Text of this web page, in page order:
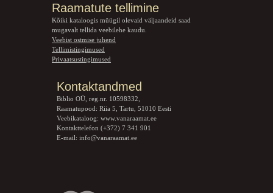
Raamatute tellimine
Kõiki kataloogis müügil olevaid väljaandeid saad
mugavalt tellida veebilehe kaudu.
Veebist ostmise juhend
Tellimistingimused
Privaatsustingimused
Kontaktandmed
Biblio OÜ, reg.nr. 10598332,
Raamatupood: Riia 5, Tartu, 51010 Eesti
Veebikataloog: www.vanaraamat.ee
Kontakttelefon (+372) 7 341 901
E-mail: info@vanaraamat.ee